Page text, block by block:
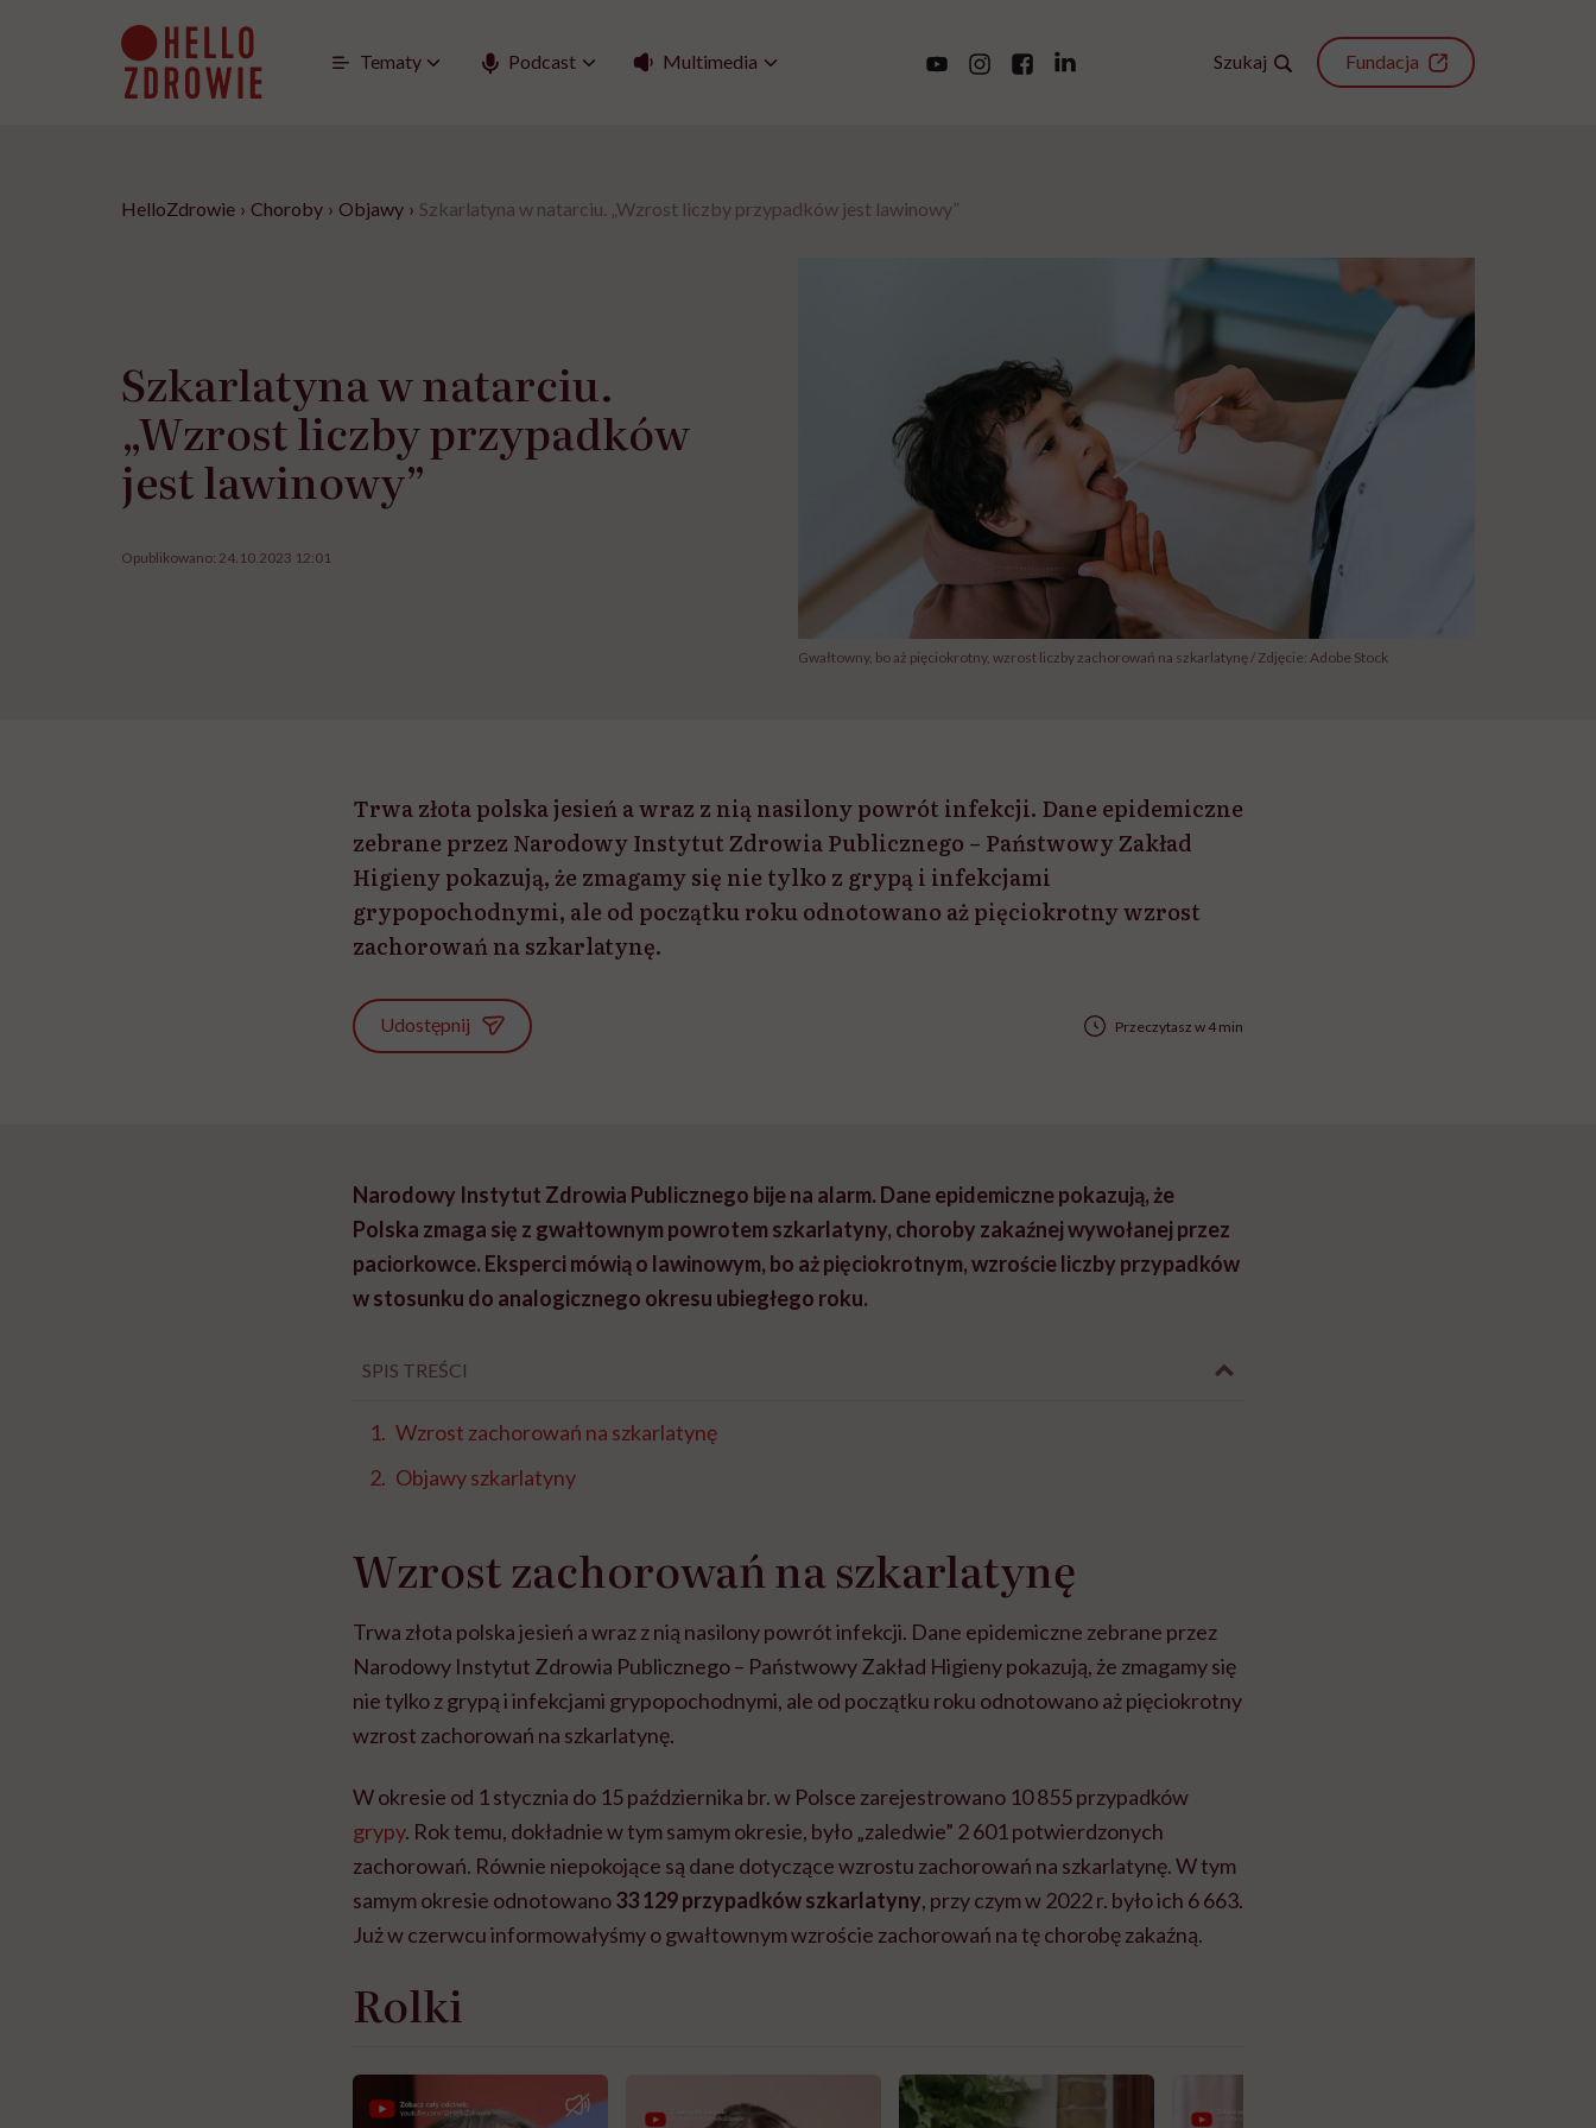
Tematy Podcast Multimedia Szukaj Fundacja
HelloZdrowie › Choroby › Objawy › Szkarlatyna w natarciu. „Wzrost liczby przypadków jest lawinowy”
Szkarlatyna w natarciu.
„Wzrost liczby przypadków
jest lawinowy”
Opublikowano: 24.10.2023 12:01
Gwałtowny, bo aż pięciokrotny, wzrost liczby zachorowań na szkarlatynę / Zdjęcie: Adobe Stock
Trwa złota polska jesień a wraz z nią nasilony powrót infekcji. Dane epidemiczne
zebrane przez Narodowy Instytut Zdrowia Publicznego – Państwowy Zakład
Higieny pokazują, że zmagamy się nie tylko z grypą i infekcjami
grypopochodnymi, ale od początku roku odnotowano aż pięciokrotny wzrost
zachorowań na szkarlatynę.
Udostępnij Przeczytasz w 4 min
Narodowy Instytut Zdrowia Publicznego bije na alarm. Dane epidemiczne pokazują, że
Polska zmaga się z gwałtownym powrotem szkarlatyny, choroby zakaźnej wywołanej przez
paciorkowce. Eksperci mówią o lawinowym, bo aż pięciokrotnym, wzroście liczby przypadków
w stosunku do analogicznego okresu ubiegłego roku.
SPIS TREŚCI
Wzrost zachorowań na szkarlatynę
Objawy szkarlatyny
Wzrost zachorowań na szkarlatynę
Trwa złota polska jesień a wraz z nią nasilony powrót infekcji. Dane epidemiczne zebrane przez
Narodowy Instytut Zdrowia Publicznego – Państwowy Zakład Higieny pokazują, że zmagamy się
nie tylko z grypą i infekcjami grypopochodnymi, ale od początku roku odnotowano aż pięciokrotny
wzrost zachorowań na szkarlatynę.
W okresie od 1 stycznia do 15 października br. w Polsce zarejestrowano 10 855 przypadków
grypy. Rok temu, dokładnie w tym samym okresie, było „zaledwie” 2 601 potwierdzonych
zachorowań. Równie niepokojące są dane dotyczące wzrostu zachorowań na szkarlatynę. W tym
samym okresie odnotowano33 129 przypadków szkarlatyny, przy czym w 2022 r. było ich 6 663.
Już w czerwcu informowałyśmy o gwałtownym wzroście zachorowań na tę chorobę zakaźną.
Rolki